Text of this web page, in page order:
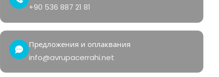
+90 536 887 21 81
Предложения и оплаквания
info@avrupacerrahi.net